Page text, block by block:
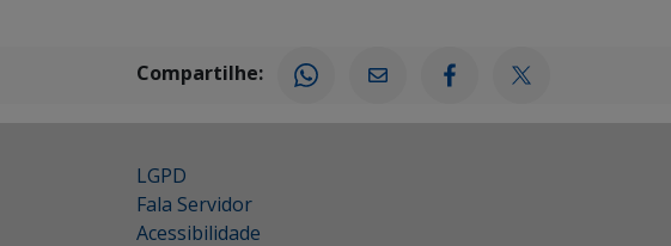
Compartilhe:
LGPD
Fala Servidor
Acessibilidade